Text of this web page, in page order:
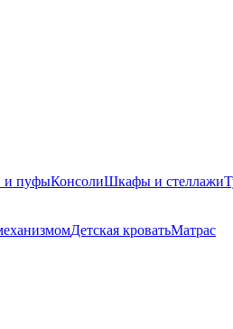
и пуфыКонсолиШкафы и стеллажи
Детская кроватьМатрас